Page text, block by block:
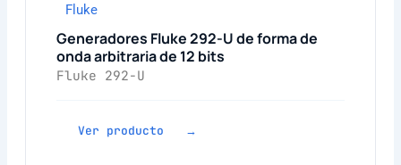
Fluke
Generadores Fluke 292-U de forma de
onda arbitraria de 12 bits
Fluke 292-U
Ver producto →